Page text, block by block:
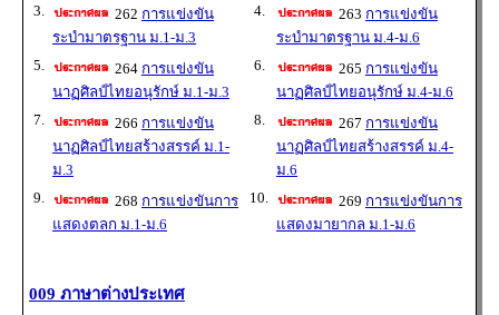
3.
262 การแข่งขัน
ระบำมาตรฐาน ม.1-ม.3
4. 263 การแข่งขัน
ระบำมาตรฐาน ม.4-ม.6
5.
264 การแข่งขัน
นาฏศิลป์ไทยอนุรักษ์ ม.1-ม.3
6. 265 การแข่งขัน
นาฏศิลป์ไทยอนุรักษ์ ม.4-ม.6
7.
266 การแข่งขัน
นาฏศิลป์ไทยสร้างสรรค์ ม.1-
ม.3
8. 267 การแข่งขัน
นาฏศิลป์ไทยสร้างสรรค์ ม.4-
ม.6
9.
268 การแข่งขันการ
แสดงตลก ม.1-ม.6
10. 269 การแข่งขันการ
แสดงมายากล ม.1-ม.6
009 ภาษาต่างประเทศ